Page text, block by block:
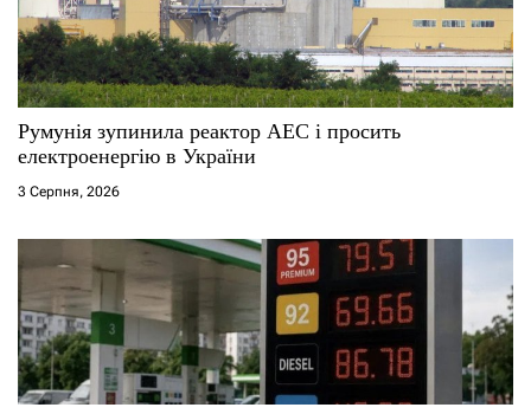
Румунія зупинила реактор АЕС і просить
електроенергію в України
3 Серпня, 2026